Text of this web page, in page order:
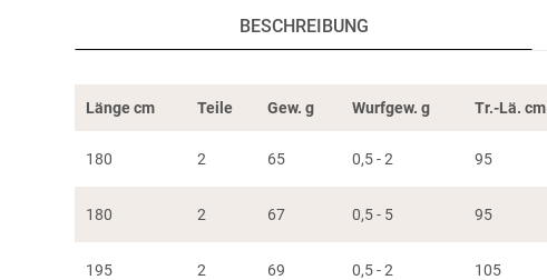
BESCHREIBUNG
Länge cm Teile Gew. g Wurfgew. g Tr.-Lä. cm
180 2 65 0,5 - 2 95
180 2 67 0,5 - 5 95
195 2 69 0,5 - 2 105